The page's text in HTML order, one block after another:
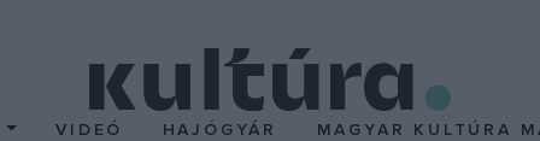
VIDEÓ HAJÓGYÁR MAGYAR KULTÚRA